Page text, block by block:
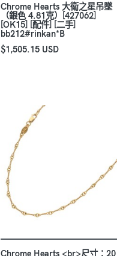
Chrome Hearts 大衛之星吊墜
（銀色 4.81克）[427062]
[OK15] [配件] [二手]
bb212#rinkan*B
$1,505.15 USD
Chrome Hearts <br>尺寸：20